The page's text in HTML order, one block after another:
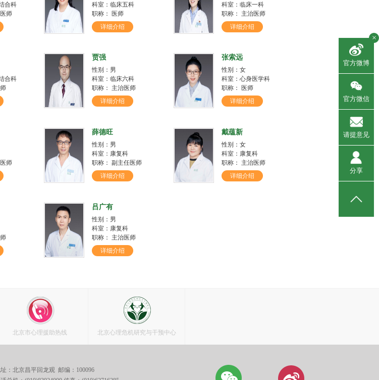
合科
师
科室：临床五科
职称： 医师
详细介绍
科室：临床一科
职称： 主治医师
详细介绍
合科
贾强
性别：男
科室：临床六科
职称： 主治医师
详细介绍
张索远
性别：女
科室：心身医学科
职称： 医师
详细介绍
师
薛德旺
性别：男
科室：康复科
职称： 副主任医师
详细介绍
戴蕴新
性别：女
科室：康复科
职称： 主治医师
详细介绍
吕广有
性别：男
科室：康复科
职称： 主治医师
详细介绍
北京市心理援助热线 北京心理危机研究与干预中心
：北京昌平回龙观 邮编：100096
×
官方微博
官方微信
请提意见
分享